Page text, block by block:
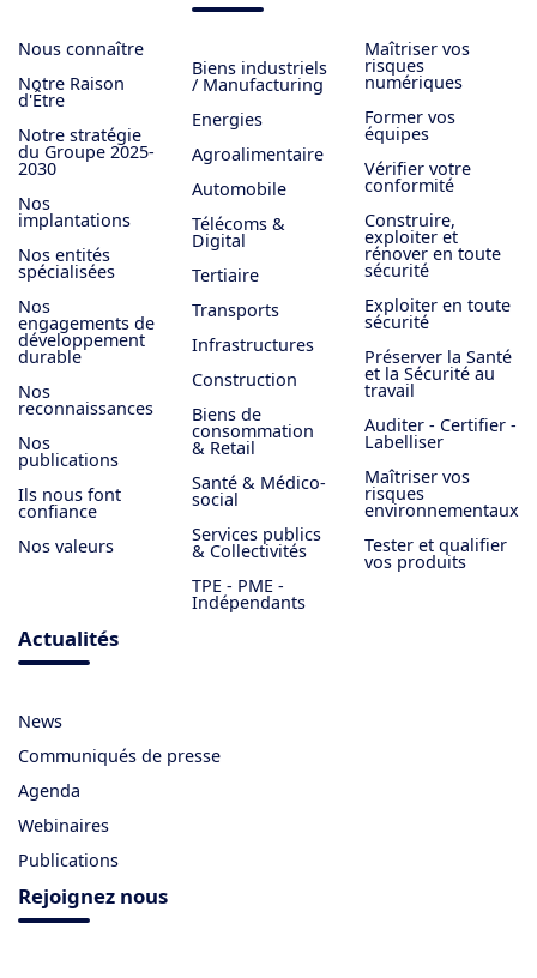
Nous connaître
Notre Raison
d'Être
Notre stratégie
du Groupe 2025-
2030
Nos
implantations
Nos entités
spécialisées
Nos
engagements de
développement
durable
Nos
reconnaissances
Nos
publications
Ils nous font
confiance
Nos valeurs
Biens industriels
/ Manufacturing
Energies
Agroalimentaire
Automobile
Télécoms &
Digital
Tertiaire
Transports
Infrastructures
Construction
Biens de
consommation
& Retail
Santé & Médico-
social
Services publics
& Collectivités
TPE - PME -
Indépendants
Maîtriser vos
risques
numériques
Former vos
équipes
Vérifier votre
conformité
Construire,
exploiter et
rénover en toute
sécurité
Exploiter en toute
sécurité
Préserver la Santé
et la Sécurité au
travail
Auditer - Certifier -
Labelliser
Maîtriser vos
risques
environnementaux
Tester et qualifier
vos produits
Actualités
News
Communiqués de presse
Agenda
Webinaires
Publications
Rejoignez nous